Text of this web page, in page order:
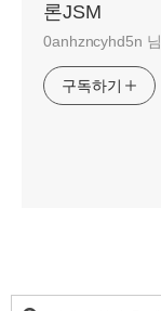
론JSM
0anhzncyhd5n
구독하기